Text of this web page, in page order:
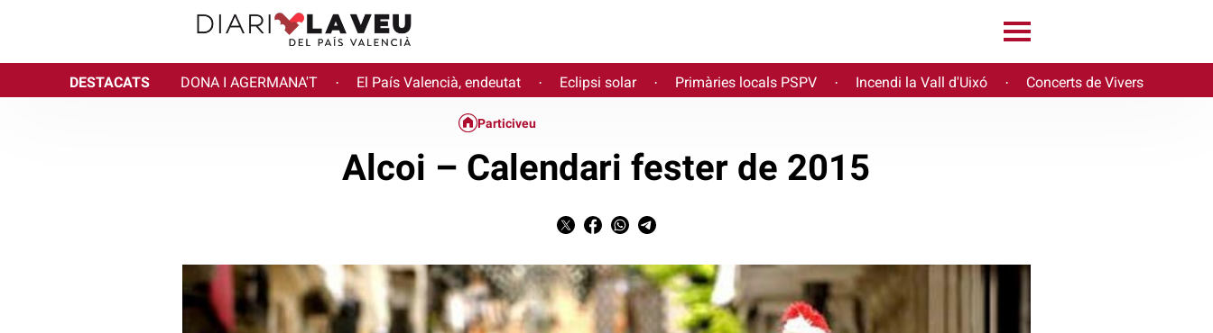
DESTACATS DONA I AGERMANA'T · El País Valencià, endeutat · Eclipsi solar · Primàries locals PSPV · Incendi la Vall d'Uixó · Concerts de Vivers
Particiveu
Alcoi – Calendari fester de 2015